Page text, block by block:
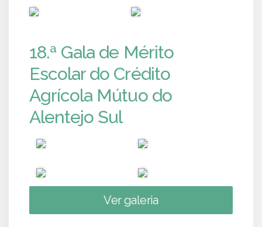
18.ª Gala de Mérito
Escolar do Crédito
Agrícola Mútuo do
Alentejo Sul
Ver galeria